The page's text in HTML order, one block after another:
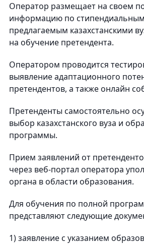
Оператор размещает на своем
информацию по
предлагаемым казахстанскими
на обучение претендента.
Оператором проводится
выявление адаптационного
претендентов, а также онлайн
Претенденты самостоятельно
выбор казахстанского вуза и
программы.
Прием заявлений от
через веб-портал оператора
органа в области образования.
Для обучения по полной
представляют следующие
1) заявление с указанием